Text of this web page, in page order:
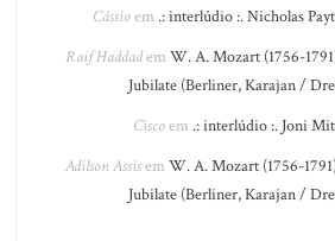
Cássioem .: interlúdio :. Nicholas
Raif Haddadem W. A. Mozart (1756-
Jubilate (Berliner, Karajan /
Ciscoem .: interlúdio :. Joni
Adilson Assisem W. A. Mozart (1756-
Jubilate (Berliner, Karajan /